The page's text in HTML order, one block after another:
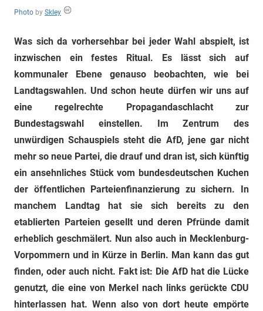
Photo by Skley
Was sich da vorhersehbar bei jeder Wahl abspielt, ist
inzwischen ein festes Ritual. Es lässt sich auf
kommunaler Ebene genauso beobachten, wie bei
Landtagswahlen. Und schon heute dürfen wir uns auf
eine regelrechte Propagandaschlacht zur
Bundestagswahl einstellen. Im Zentrum des
unwürdigen Schauspiels steht die AfD, jene gar nicht
mehr so neue Partei, die drauf und dran ist, sich künftig
ein ansehnliches Stück vom bundesdeutschen Kuchen
der öffentlichen Parteienfinanzierung zu sichern. In
manchem Landtag hat sie sich bereits zu den
etablierten Parteien gesellt und deren Pfründe damit
erheblich geschmälert. Nun also auch in Mecklenburg-
Vorpommern und in Kürze in Berlin. Man kann das gut
finden, oder auch nicht. Fakt ist: Die AfD hat die Lücke
genutzt, die eine von Merkel nach links gerückte CDU
hinterlassen hat. Wenn also von dort heute empörte